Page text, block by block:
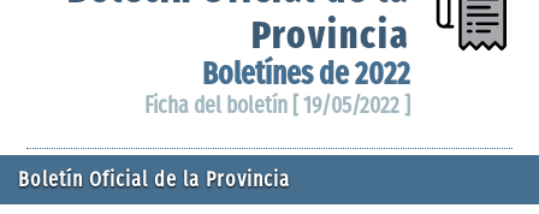
Provincia
Boletínes de 2022
Ficha del boletín [ 19/05/2022 ]
Boletín Oficial de la Provincia